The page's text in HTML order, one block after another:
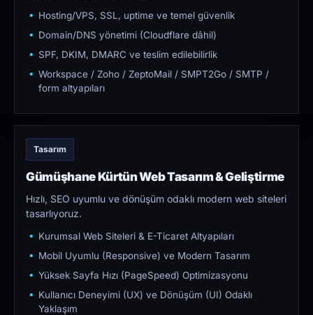
Hosting/VPS, SSL, uptime ve temel güvenlik
Domain/DNS yönetimi (Cloudflare dâhil)
SPF, DKIM, DMARC ve teslim edilebilirlik
Workspace / Zoho / ZeptoMail / SMPT2Go / SMTP /
form altyapıları
Tasarım
Gümüşhane Kürtün Web Tasarım & Geliştirme
Hızlı, SEO uyumlu ve dönüşüm odaklı modern web siteleri
tasarlıyoruz.
Kurumsal Web Siteleri & E-Ticaret Altyapıları
Mobil Uyumlu (Responsive) ve Modern Tasarım
Yüksek Sayfa Hızı (PageSpeed) Optimizasyonu
Kullanıcı Deneyimi (UX) ve Dönüşüm (UI) Odaklı
Yaklaşım